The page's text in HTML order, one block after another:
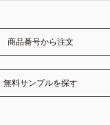
商品番号から注文
無料サンプルを探す